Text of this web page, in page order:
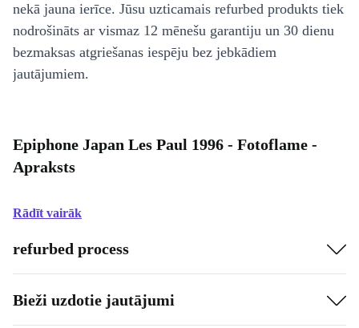
nekā jauna ierīce. Jūsu uzticamais refurbed produkts tiek
nodrošināts ar vismaz 12 mēnešu garantiju un 30 dienu
bezmaksas atgriešanas iespēju bez jebkādiem
jautājumiem.
Epiphone Japan Les Paul 1996 - Fotoflame -
Apraksts
Rādīt vairāk
refurbed process
Bieži uzdotie jautājumi